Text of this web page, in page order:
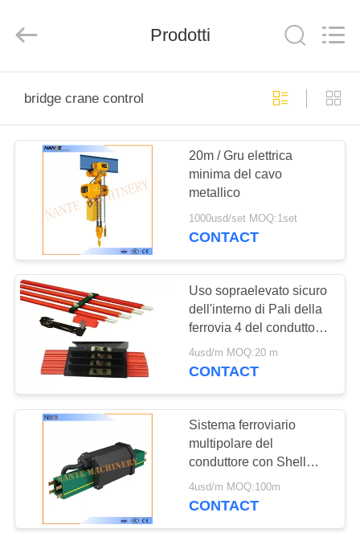
PRODOTTI
VISITA
DELLA
FABBRICA
CONTROLLO
DI
QUALITÀ
CONTATTACI
Eqiupment
Co.,Ltd..
Reserved.
Prodotti
bridge crane control
20m / Gru elettrica
minima del cavo
metallico
1000usd/set MOQ:1set
CONTACT
Uso sopraelevato sicuro
dell'interno di Pali della
ferrovia 4 del conduttore
isolato corrente pesante
4usd/m MOQ:20 m
CONTACT
Sistema ferroviario
multipolare del
conduttore con Shell
d'estinzione auto-
NANTE HFP56
4usd/m MOQ:100m
CONTACT